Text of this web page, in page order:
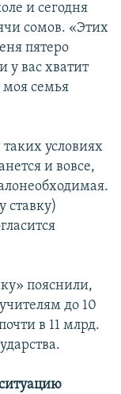
и сегодня
сомов. «Этих
пятеро
у вас хватит
моя семья
условиях
и вовсе,
ставку)
пояснили,
до 10
в 11 млрд.